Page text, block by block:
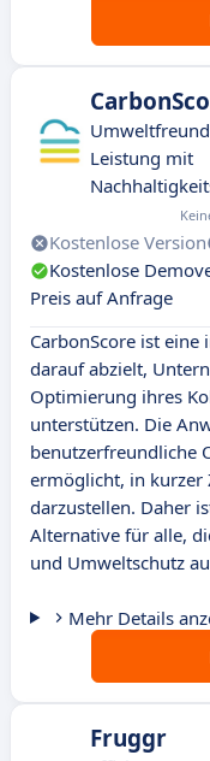
Leistung mit
Kostenlose Version
Kostenlose
Preis auf Anfrage
CarbonScore ist
darauf abzielt,
Optimierung ihres
unterstützen. Die
benutzerfreundliche
ermöglicht, in kurzer
darzustellen. Daher
Alternative für alle,
und Umweltschutz
Mehr Details
Fruggr